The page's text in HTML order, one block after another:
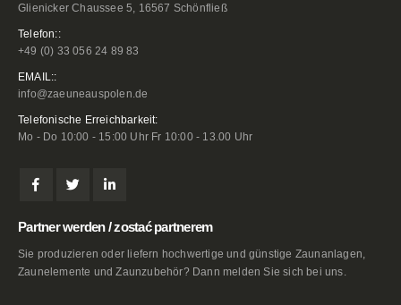
Glienicker Chaussee 5, 16567 Schönfließ
Telefon::
+49 (0) 33 056 24 89 83
EMAIL::
info@zaeuneauspolen.de
Telefonische Erreichbarkeit:
Mo - Do 10:00 - 15:00 Uhr Fr 10:00 - 13.00 Uhr
Partner werden / zostać partnerem
Sie produzieren oder liefern hochwertige und günstige Zaunanlagen,
Zaunelemente und Zaunzubehör? Dann melden Sie sich bei uns.